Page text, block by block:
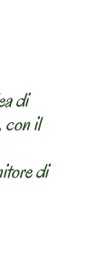
di
con il
di